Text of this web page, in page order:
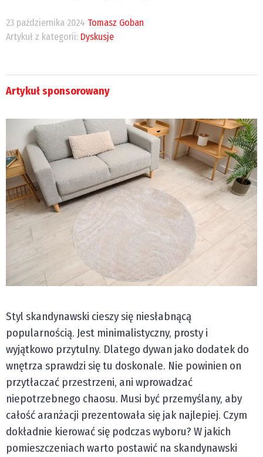
23 października 2024 Tomasz Goban
Artykuł z kategorii: Dyskusje
Artykuł sponsorowany
Styl skandynawski cieszy się niesłabnącą
popularnością. Jest minimalistyczny, prosty i
wyjątkowo przytulny. Dlatego dywan jako dodatek do
wnętrza sprawdzi się tu doskonale. Nie powinien on
przytłaczać przestrzeni, ani wprowadzać
niepotrzebnego chaosu. Musi być przemyślany, aby
całość aranżacji prezentowała się jak najlepiej. Czym
dokładnie kierować się podczas wyboru? W jakich
pomieszczeniach warto postawić na skandynawski